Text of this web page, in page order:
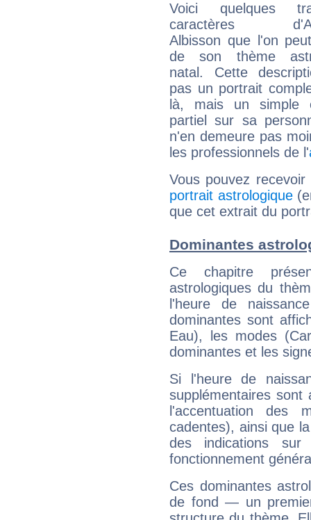
Voici quelques
caractères
Albisson que l'on
de son thème
natal. Cette
pas un portrait
là, mais un simple
partiel sur sa
n'en demeure pas
les professionnels de l'
Vous pouvez
portrait astrologique
que cet extrait du
Dominantes
Ce chapitre
astrologiques du
l'heure de
dominantes sont
Eau), les modes
dominantes et les
Si l'heure de
supplémentaires sont
l'accentuation des
cadentes), ainsi que
des indications sur
fonctionnement
Ces dominantes
de fond — un